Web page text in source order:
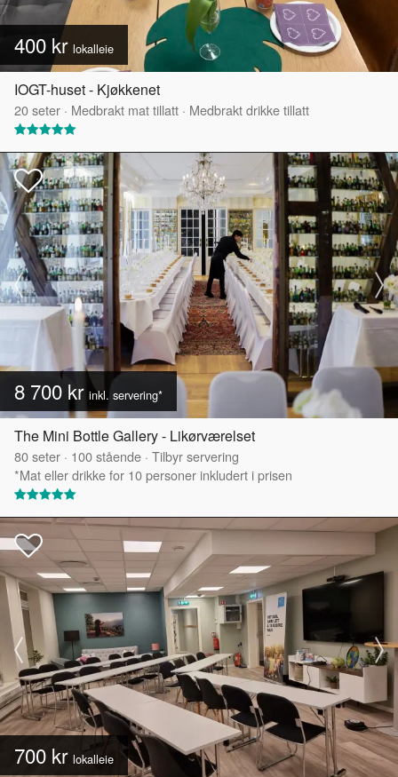
400 kr lokalleie
IOGT-huset - Kjøkkenet
20seter · Medbrakt mat tillatt · Medbrakt drikke tillatt
8 700 kr inkl. servering*
The Mini Bottle Gallery - Likørværelset
80seter · 100stående · Tilbyr servering
*Mat eller drikke for 10 personer inkludert i prisen
700 kr lokalleie